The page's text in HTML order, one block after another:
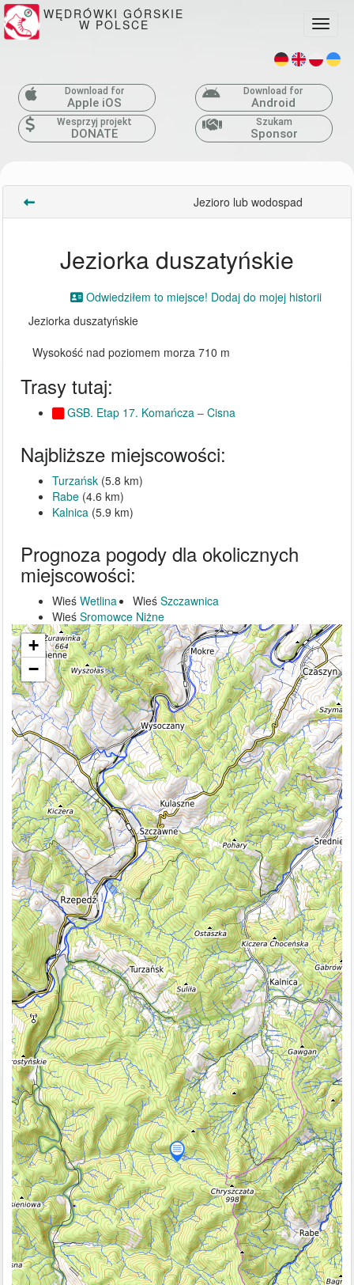
WĘDRÓWKI GÓRSKIE
W POLSCE
Download for
Apple iOS
Download for
Android
Wesprzyj projekt
DONATE
Szukam
Sponsor
Jezioro lub wodospad
Jeziorka duszatyńskie
Odwiedziłem to miejsce! Dodaj do mojej historii
Jeziorka duszatyńskie
Wysokość nad poziomem morza 710 m
Trasy tutaj:
GSB. Etap 17. Komańcza – Cisna
Najbliższe miejscowości:
Turzańsk (5.8 km)
Rabe (4.6 km)
Kalnica (5.9 km)
Prognoza pogody dla okolicznych
miejscowości:
Wieś Wetlina Wieś Szczawnica
Wieś Sromowce Niżne
+
−